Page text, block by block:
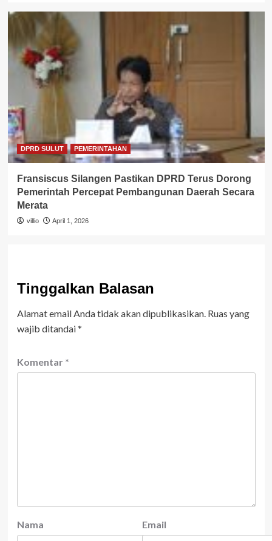
DPRD SULUT PEMERINTAHAN
Fransiscus Silangen Pastikan DPRD Terus Dorong
Pemerintah Percepat Pembangunan Daerah Secara
Merata
villio April 1, 2026
Tinggalkan Balasan
Alamat email Anda tidak akan dipublikasikan. Ruas yang
wajib ditandai*
Komentar *
Nama Email